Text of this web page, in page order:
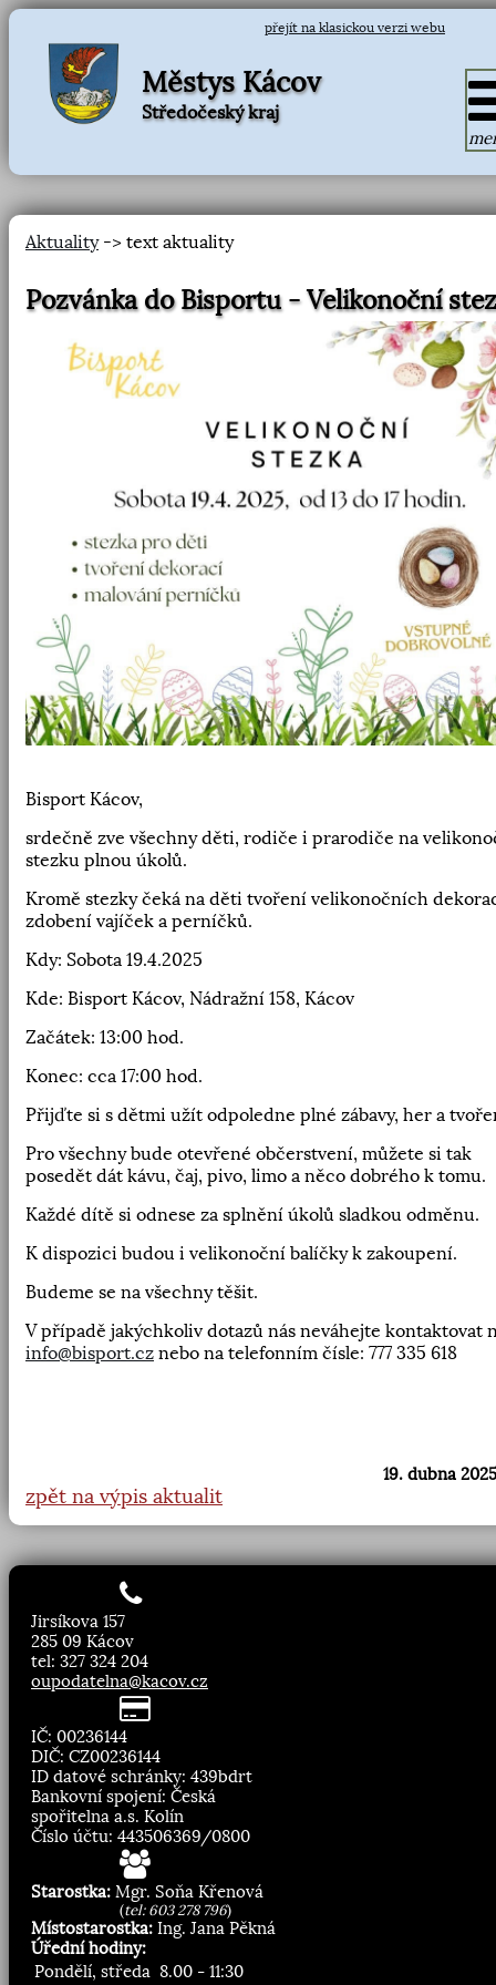
přejít na klasickou verzi webu
Městys Kácov
Středočeský kraj
Aktuality-> text aktuality
Pozvánka do Bisportu - Velikonoční
Bisport Kácov,
srdečně zve všechny děti, rodiče i prarodiče na
stezku plnou úkolů.
Kromě stezky čeká na děti tvoření velikonočních
zdobení vajíček a perníčků.
Kdy: Sobota 19.4.2025
Kde: Bisport Kácov, Nádražní 158, Kácov
Začátek: 13:00 hod.
Konec: cca 17:00 hod.
Přijďte si s dětmi užít odpoledne plné zábavy, her a
Pro všechny bude otevřené občerstvení, můžete si tak
posedět dát kávu, čaj, pivo, limo a něco dobrého k tomu.
Každé dítě si odnese za splnění úkolů sladkou odměnu.
K dispozici budou i velikonoční balíčky k zakoupení.
Budeme se na všechny těšit.
V případě jakýchkoliv dotazů nás neváhejte kontaktovat
info@bisport.cz nebo na telefonním čísle: 777 335 618
19. dubna
zpět na výpis aktualit
Jirsíkova 157
285 09 Kácov
tel: 327 324 204
oupodatelna@kacov.cz
IČ: 00236144
DIČ: CZ00236144
ID datové schránky: 439bdrt
Bankovní spojení: Česká
spořitelna a.s. Kolín
Číslo účtu: 443506369/0800
Starostka: Mgr. Soňa Křenová
(tel: 603 278 796)
Místostarostka: Ing. Jana Pěkná
Úřední hodiny:
Pondělí, středa 8.00 - 11:30